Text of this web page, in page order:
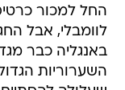
החל למכור
לוומבלי, אבל
באנגליה כבר
השערוריות